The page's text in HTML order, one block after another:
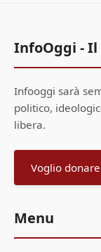
InfoOggi -
Infooggi sarà
politico,
libera.
Voglio
Menu